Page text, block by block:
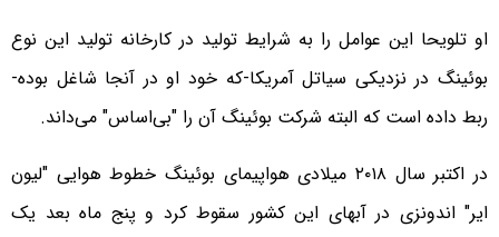
او تلویحا این عوامل را به شرایط تولید در کارخانه تولید این نوع
بوئینگ در نزدیکی سیاتل آمریکا-که خود او در آنجا شاغل بوده-
ربط داده است که البته شرکت بوئینگ آن را "بی‌اساس" می‌داند.
در اکتبر سال ۲۰۱۸ میلادی هواپیمای بوئینگ خطوط هوایی "لیون
ایر" اندونزی در آبهای این کشور سقوط کرد و پنج ماه بعد یک